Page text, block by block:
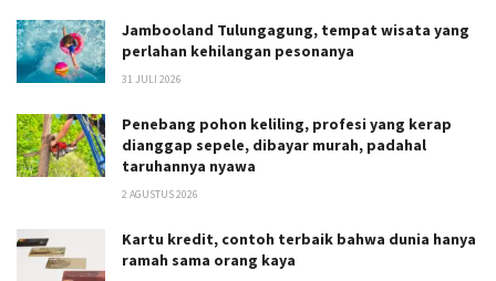
Jambooland Tulungagung, tempat wisata yang
perlahan kehilangan pesonanya
31 JULI 2026
Penebang pohon keliling, profesi yang kerap
dianggap sepele, dibayar murah, padahal
taruhannya nyawa
2 AGUSTUS 2026
Kartu kredit, contoh terbaik bahwa dunia hanya
ramah sama orang kaya